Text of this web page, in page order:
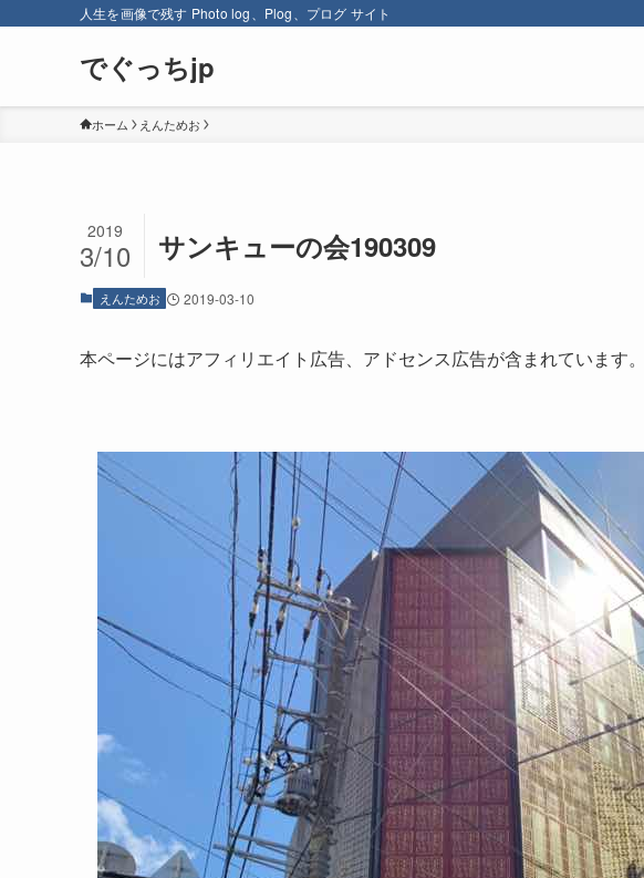
人生を画像で残す Photo log、Plog、プログ サイト
でぐっちjp
ホーム えんためお
サンキューの会190309
2019
3/10
えんためお 2019-03-10
本ページにはアフィリエイト広告、アドセンス広告が含まれています。